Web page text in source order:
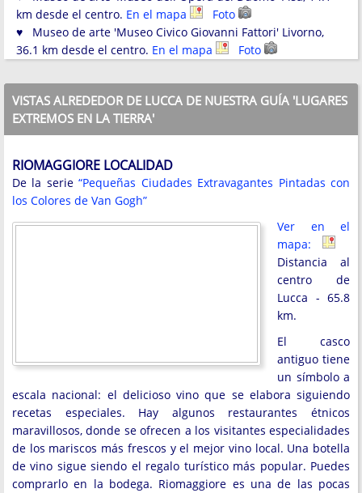
km desde el centro. En el mapa
Foto
♥ Museo de arte 'Museo Civico Giovanni Fattori' Livorno,
36.1 km desde el centro. En el mapa Foto
VISTAS ALREDEDOR DE LUCCA DE NUESTRA GUÍA 'LUGARES
EXTREMOS EN LA TIERRA'
RIOMAGGIORE LOCALIDAD
De la serie“Pequeñas Ciudades Extravagantes Pintadas con
los Colores de Van Gogh”
Ver en el
mapa:
Distancia al
centro de
Lucca - 65.8
km.
El casco
antiguo tiene
un símbolo a
escala nacional: el delicioso vino que se elabora siguiendo
recetas especiales. Hay algunos restaurantes étnicos
maravillosos, donde se ofrecen a los visitantes especialidades
de los mariscos más frescos y el mejor vino local. Una botella
de vino sigue siendo el regalo turístico más popular. Puedes
comprarlo en la bodega. Riomaggiore es una de las pocas